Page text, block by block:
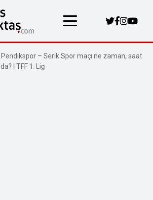
Pendikspor – Serik Spor maçı ne zaman, saat
| TFF 1. Lig